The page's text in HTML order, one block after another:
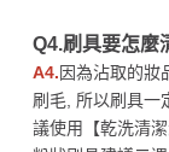
Q4.刷具要怎麼
A4.因為沾取的妝
刷毛, 所以刷具一
議使用【乾洗清